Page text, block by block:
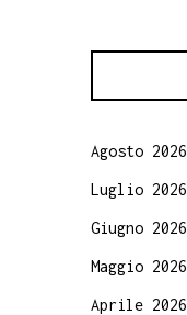
Agosto 2026
Luglio 2026
Giugno 2026
Maggio 2026
Aprile 2026